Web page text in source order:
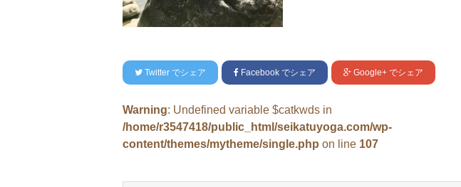
Twitter でシェア Facebook でシェア Google+ でシェア
Warning: Undefined variable $catkwds in
/home/r3547418/public_html/seikatuyoga.com/wp-
content/themes/mytheme/single.php on line 107